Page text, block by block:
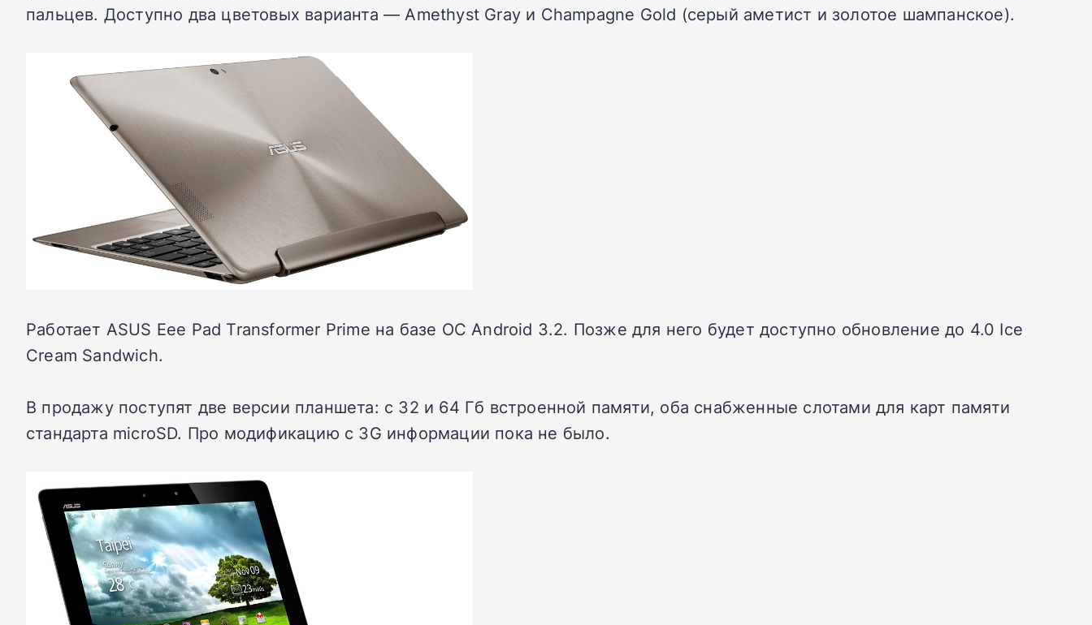
пальцев. Доступно два цветовых варианта — Amethyst Gray и Champagne Gold (серый аметист и золотое шампанское).
Работает ASUS Eee Pad Transformer Prime на базе ОС Android 3.2. Позже для него будет доступно обновление до 4.0 Ice
Cream Sandwich.
В продажу поступят две версии планшета: с 32 и 64 Гб встроенной памяти, оба снабженные слотами для карт памяти
стандарта microSD. Про модификацию с 3G информации пока не было.